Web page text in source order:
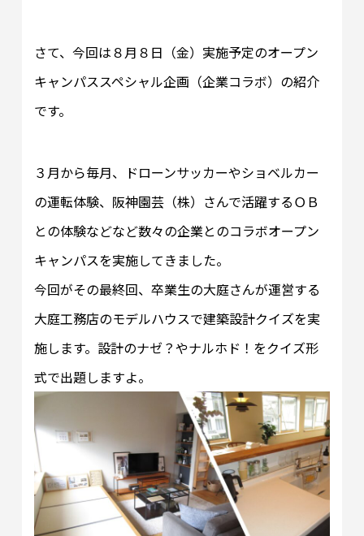
さて、今回は８月８日（金）実施予定のオープン
キャンパススペシャル企画（企業コラボ）の紹介
です。
３月から毎月、ドローンサッカーやショベルカー
の運転体験、阪神園芸（株）さんで活躍するＯＢ
との体験などなど数々の企業とのコラボオープン
キャンパスを実施してきました。
今回がその最終回、卒業生の大庭さんが運営する
大庭工務店のモデルハウスで建築設計クイズを実
施します。設計のナゼ？やナルホド！をクイズ形
式で出題しますよ。